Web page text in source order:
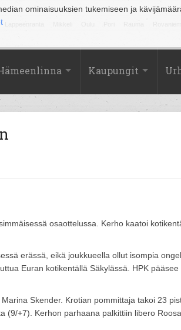
ominaisuuksien tukemiseen ja
Kaupungit
osaottelussa. Kerho kaatoi
erässä, eikä joukkueella ollut isompia
Euran kotikentällä Säkylässä. HPK pääsee
Skender. Krotian pommittaja takoi 23
(9/+7). Kerhon parhaana palkittiin libero Roosa